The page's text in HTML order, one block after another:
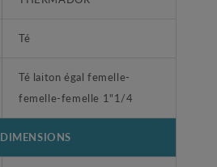
Té
Té laiton égal femelle-
femelle-femelle 1"1/4
DIMENSIONS